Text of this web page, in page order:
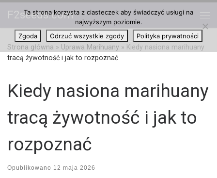
Przejdź do treści
F2seeds.com
Strona główna » Uprawa Marihuany » Kiedy nasiona marihuany
tracą żywotność i jak to rozpoznać
Kiedy nasiona marihuany
tracą żywotność i jak to
rozpoznać
Opublikowano 12 maja 2026
Ta strona korzysta z ciasteczek aby świadczyć usługi na
najwyższym poziomie.
Zgoda
Odrzuć wszystkie zgody Polityka prywatności